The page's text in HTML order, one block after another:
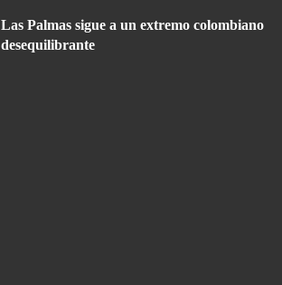
Las Palmas sigue a un extremo colombiano
desequilibrante